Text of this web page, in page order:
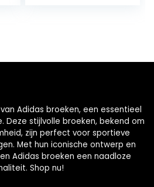
Adidas broeken, een essentieel
Deze stijlvolle broeken, bekend om
zijn perfect voor sportieve
Met hun iconische ontwerp en
Adidas broeken een naadloze
Shop nu!